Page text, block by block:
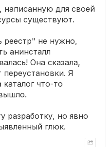
написанную для своей
существуют.
реестр" не нужно,
анинсталл
Она сказала,
Я
что-то
разработку, но явно
глюк.